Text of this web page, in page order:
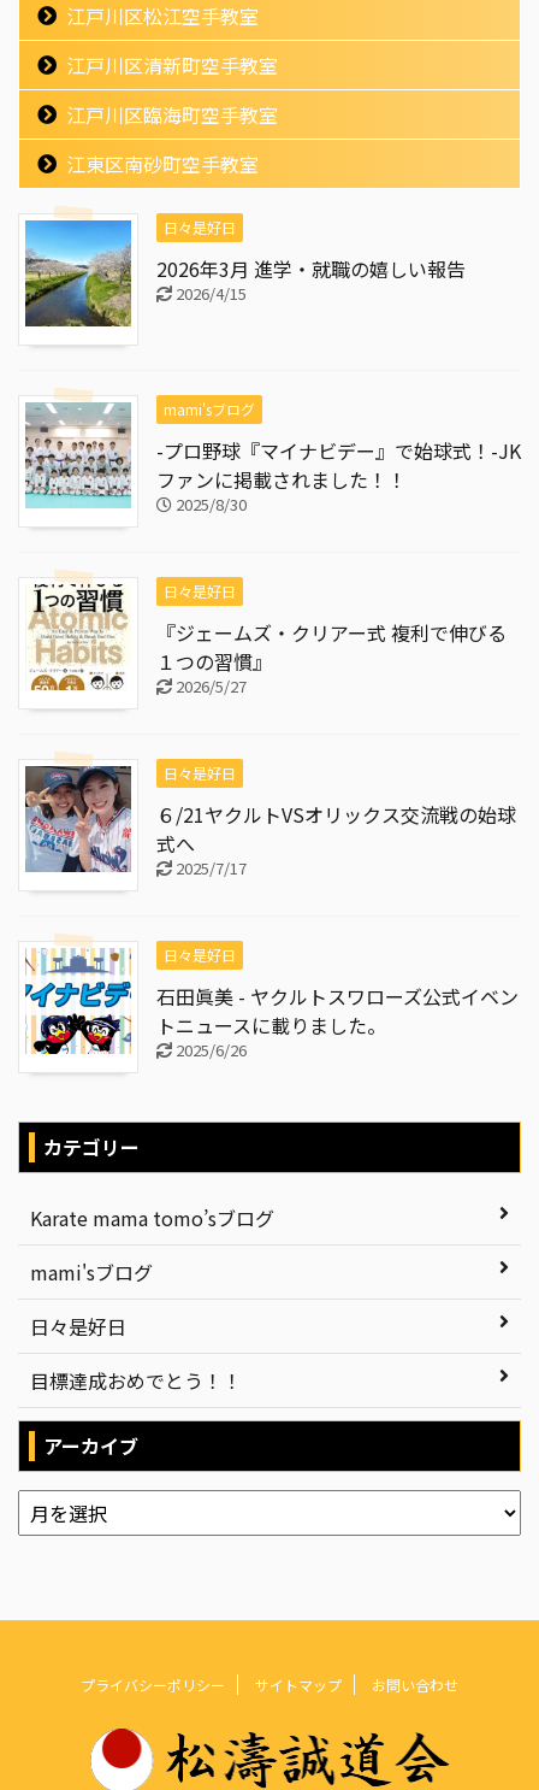
江戸川区松江空手教室
江戸川区清新町空手教室
江戸川区臨海町空手教室
江東区南砂町空手教室
日々是好日
2026年3月 進学・就職の嬉しい報告
2026/4/15
mami'sブログ
-プロ野球『マイナビデー』で始球式！-JK
ファンに掲載されました！！
2025/8/30
日々是好日
『ジェームズ・クリアー式 複利で伸びる
１つの習慣』
2026/5/27
日々是好日
６/21ヤクルトVSオリックス交流戦の始球
式へ
2025/7/17
日々是好日
石田眞美 - ヤクルトスワローズ公式イベン
トニュースに載りました。
2025/6/26
カテゴリー
Karate mama tomo’sブログ
mami'sブログ
日々是好日
目標達成おめでとう！！
アーカイブ
プライバシーポリシー サイトマップ お問い合わせ